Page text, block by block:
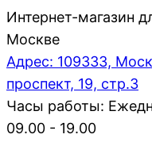
Интернет-магазин
Москве
Адрес: 109333,
проспект, 19, стр.3
Часы работы:
09.00 - 19.00